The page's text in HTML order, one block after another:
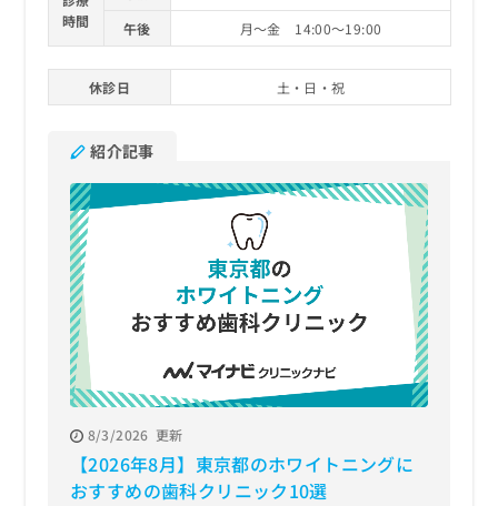
時間
午後
月～金 14:00～19:00
休診日 土・日・祝
紹介記事
8/3/2026 更新
【2026年8月】東京都のホワイトニングに
おすすめの歯科クリニック10選